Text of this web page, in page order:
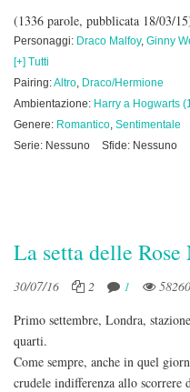
(1336 parole, pubblicata 18/03/
Personaggi: Draco Malfoy, Ginny
[+] Tutti
Pairing:Altro, Draco/Hermione
Ambientazione: Harry a Hogwarts
Genere: Romantico, Sentimentale
Serie: Nessuno
Sfide: Nessuno
La setta delle Rose
30/07/16 2 1 58260
Primo settembre, Londra,
quarti.
Come sempre, anche in quel
crudele indifferenza allo scorrere